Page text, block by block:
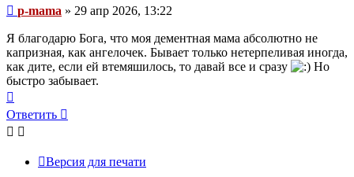
Сообщение
p-mama » 29 апр 2026, 13:22
Я благодарю Бога, что моя дементная мама абсолютно не
капризная, как ангелочек. Бывает только нетерпеливая иногда,
как дите, если ей втемяшилось, то давай все и сразу
Но
быстро забывает.
к
началу
Ответить
Ответить
Версия для печати